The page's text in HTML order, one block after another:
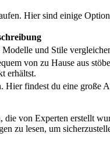
Hier sind einige
und Stile
von zu Hause aus
erhältst.
findest du eine
die von Experten erstellt
lesen, um